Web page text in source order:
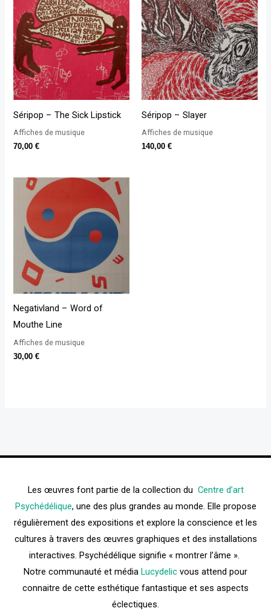
Séripop – The Sick Lipstick
Affiches de musique
70,00€
Séripop – Slayer
Affiches de musique
140,00 €
Negativland – Word of
Mouthe Line
Affiches de musique
30,00€
Les œuvres font partie de la collection du Centre d’art
Psychédélique, une des plus grandes au monde. Elle propose
régulièrement des expositions et explore la conscience et les
cultures à travers des œuvres graphiques et des installations
interactives. Psychédélique signifie « montrer l’âme ».
Notre communauté et média Lucydelic vous attend pour
connaitre de cette esthétique fantastique et ses aspects
éclectiques.